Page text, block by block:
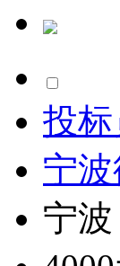
投标
宁
宁